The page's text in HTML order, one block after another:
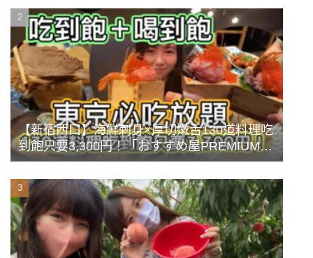
TOKYO》
【新宿西口】海鮮刺身×厚切嫩舌130道料理吃
到飽只要3,300円！「おすすめ屋PREMIUM」
豪華前菜牡蠣海鮮蒸盤